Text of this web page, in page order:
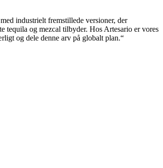
industrielt fremstillede versioner, der
tequila og mezcal tilbyder. Hos Artesario er vores
og dele denne arv på globalt plan.“